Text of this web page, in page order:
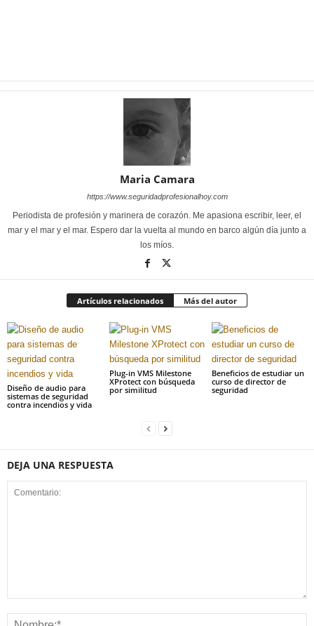
Maria Camara
https://www.seguridadprofesionalhoy.com
Periodista de profesión y marinera de corazón. Me apasiona escribir, leer, el
mar y el mar y el mar. Espero dar la vuelta al mundo en barco algún día junto a
los míos.
Artículos relacionados Más del autor
Diseño de audio para
sistemas de seguridad
contra incendios y vida
Plug-in VMS Milestone
XProtect con búsqueda
por similitud
Beneficios de estudiar un
curso de director de
seguridad
DEJA UNA RESPUESTA